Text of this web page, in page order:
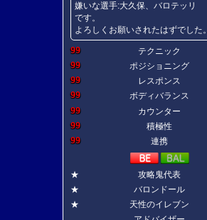
嫌いな選手:大久保、バロテッリ
です。
よろしくお願いされたはずでした。
99
テクニック
99
ポジショニング
99
レスポンス
99
ボディバランス
99
カウンター
99
積極性
99
連携
★
攻略鬼代表
★
バロンドール
★
天性のイレブン